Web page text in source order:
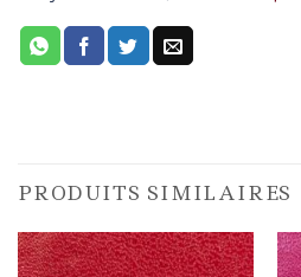
PRODUITS SIMILAIRES